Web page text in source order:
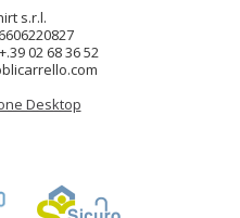
s.r.l.
02 68 36 52
Desktop